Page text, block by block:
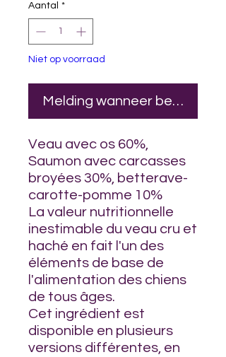
Aantal *
Niet op voorraad
Melding wanneer
Veau avec os 60%,
Saumon avec carcasses
broyées 30%, betterave-
carotte-pomme 10%
La valeur nutritionnelle
inestimable du veau cru et
haché en fait l'un des
éléments de base de
l'alimentation des chiens
de tous âges.
Cet ingrédient est
disponible en plusieurs
versions différentes, en